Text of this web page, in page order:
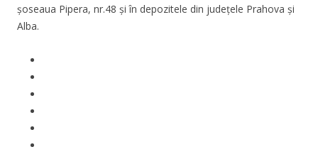
șoseaua Pipera, nr.48 și în depozitele din județele Prahova și
Alba.